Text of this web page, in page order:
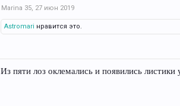
Marina 35, 27 июн 2019
Astromari нравится это.
Из пяти лоз оклемались и появились